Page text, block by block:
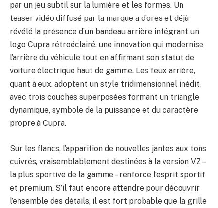
par un jeu subtil sur la lumière et les formes. Un
teaser vidéo diffusé par la marque a d’ores et déjà
révélé la présence d’un bandeau arrière intégrant un
logo Cupra rétroéclairé, une innovation qui modernise
l’arrière du véhicule tout en affirmant son statut de
voiture électrique haut de gamme. Les feux arrière,
quant à eux, adoptent un style tridimensionnel inédit,
avec trois couches superposées formant un triangle
dynamique, symbole de la puissance et du caractère
propre à Cupra.
Sur les flancs, l’apparition de nouvelles jantes aux tons
cuivrés, vraisemblablement destinées à la version VZ –
la plus sportive de la gamme – renforce l’esprit sportif
et premium. S’il faut encore attendre pour découvrir
l’ensemble des détails, il est fort probable que la grille